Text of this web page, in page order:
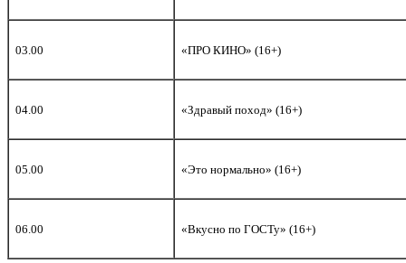
03.00 «ПРО КИНО» (16+)
04.00 «Здравый поход» (16+)
05.00 «Это нормально» (16+)
06.00 «Вкусно по ГОСТу» (16+)